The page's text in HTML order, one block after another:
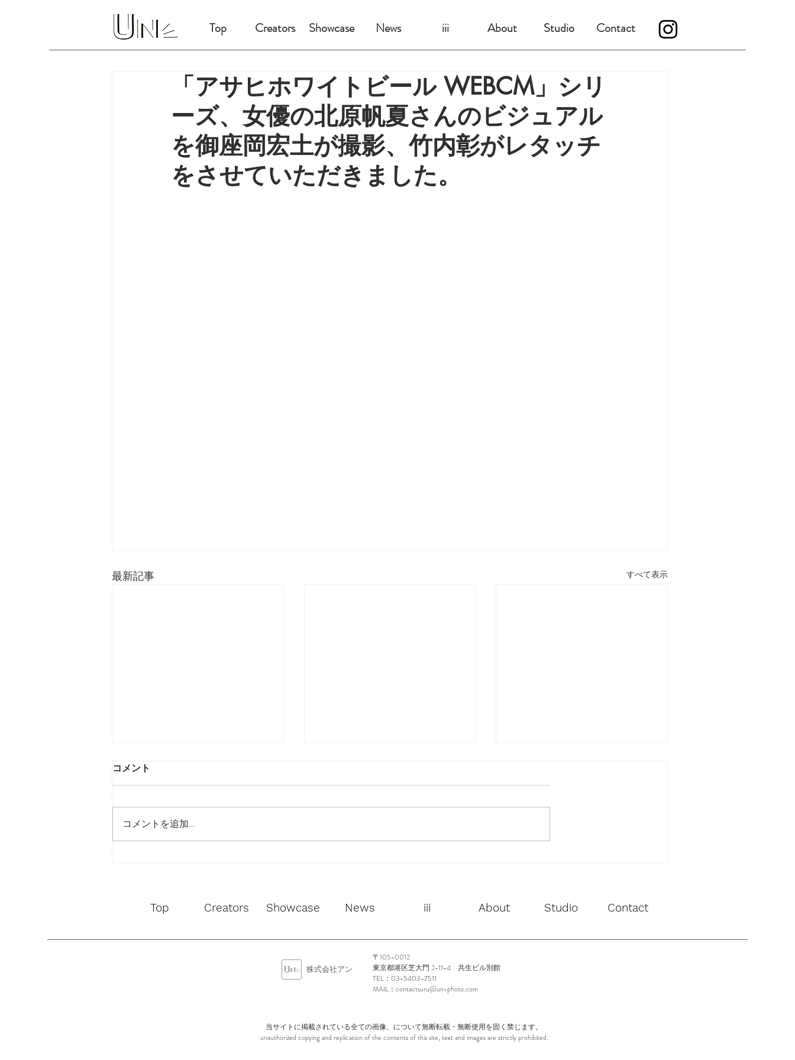
Top Creators Showcase News iii About Studio Contact
「アサヒホワイトビール WEBCM」シリ
ーズ、女優の北原帆夏さんのビジュアル
を御座岡宏土が撮影、竹内彰がレタッチ
をさせていただきました。
最新記事 すべて表示
LUMIX ビジュアル撮影
コメント
コメントを追加…
Top Creators Showcase News iii About Studio Contact
​株式会社アン
〒105-0012
東京都港区芝大門 2-11-4 共生ビル別館
TEL：03-5403-7511
MAIL： contactsuru@un-photo.com
当サイトに掲載されている全ての画像、について無断転載・無断使用を固く禁じます。
unauthorized copying and replication of the contents of this site, text and images are strictly prohibited.